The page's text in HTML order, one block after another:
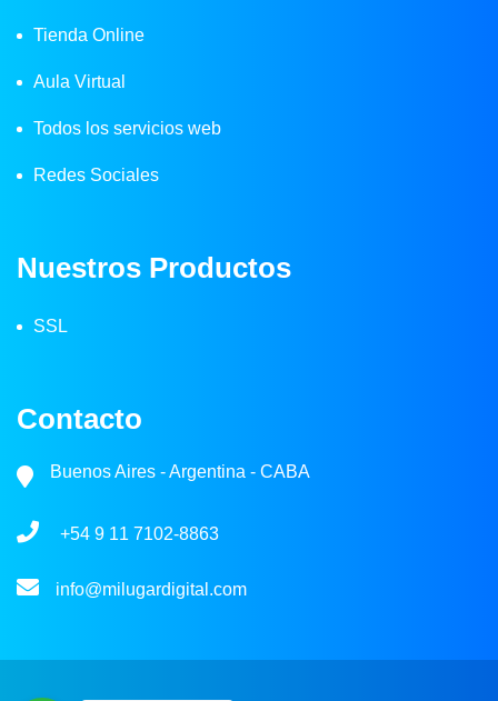
Tienda Online
Aula Virtual
Todos los servicios web
Redes Sociales
Nuestros Productos
SSL
Contacto
Buenos Aires - Argentina - CABA
+54 9 11 7102-8863
info@milugardigital.com